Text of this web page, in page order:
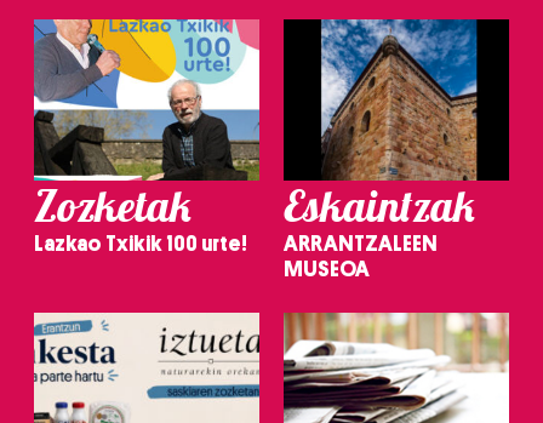
Zozketak
Lazkao Txikik 100 urte!
Eskaintzak
ARRANTZALEEN
MUSEOA